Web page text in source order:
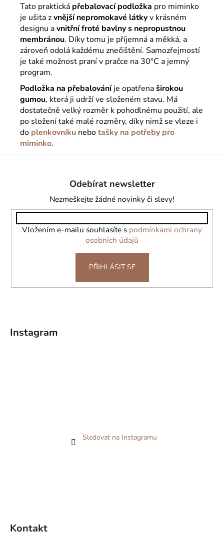
Tato praktická přebalovací podložka pro miminko
je ušita zvnější nepromokavé látkyv krásném
designu avnitřní froté bavlny s nepropustnou
membránou. Díky tomu je příjemná a měkká, a
zároveň odolá každému znečištění. Samozřejmostí
je také možnost praní v pračce na 30°C a jemný
program.
Podložka na přebalováníje opatřenaširokou
gumou, která ji udrží ve složeném stavu. Má
dostatečně velký rozměr k pohodlnému použití, ale
po složení také malé rozměry, díky nimž se vleze i
do plenkovníku nebotašky na potřeby pro
miminko.
Odebírat newsletter
Nezmeškejte žádné novinky či slevy!
Vložením e-mailu souhlasíte s podmínkami ochrany
osobních údajů
PŘIHLÁSIT SE
Instagram
Sledovat na Instagramu
Kontakt